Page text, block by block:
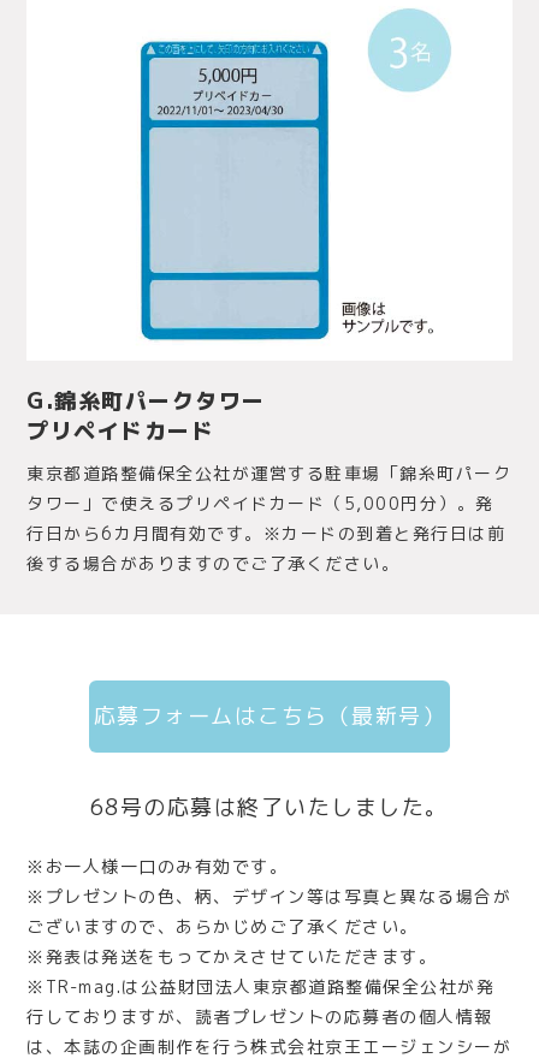
G.錦糸町パークタワー
プリペイドカード
東京都道路整備保全公社が運営する駐車場「錦糸町パーク
タワー」で使えるプリペイドカード（5,000円分）。発
行日から6カ月間有効です。※カードの到着と発行日は前
後する場合がありますのでご了承ください。
応募フォームはこちら（最新号）
68号の応募は終了いたしました。
※お一人様一口のみ有効です。
※プレゼントの色、柄、デザイン等は写真と異なる場合が
ございますので、あらかじめご了承ください。
※発表は発送をもってかえさせていただきます。
※TR-mag.は公益財団法人東京都道路整備保全公社が発
行しておりますが、読者プレゼントの応募者の個人情報
は、本誌の企画制作を行う株式会社京王エージェンシーが